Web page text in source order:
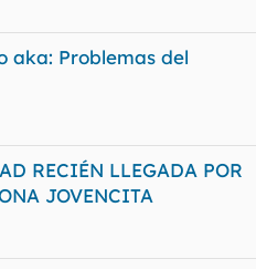
aka: Problemas del
RECIÉN LLEGADA POR
JOVENCITA